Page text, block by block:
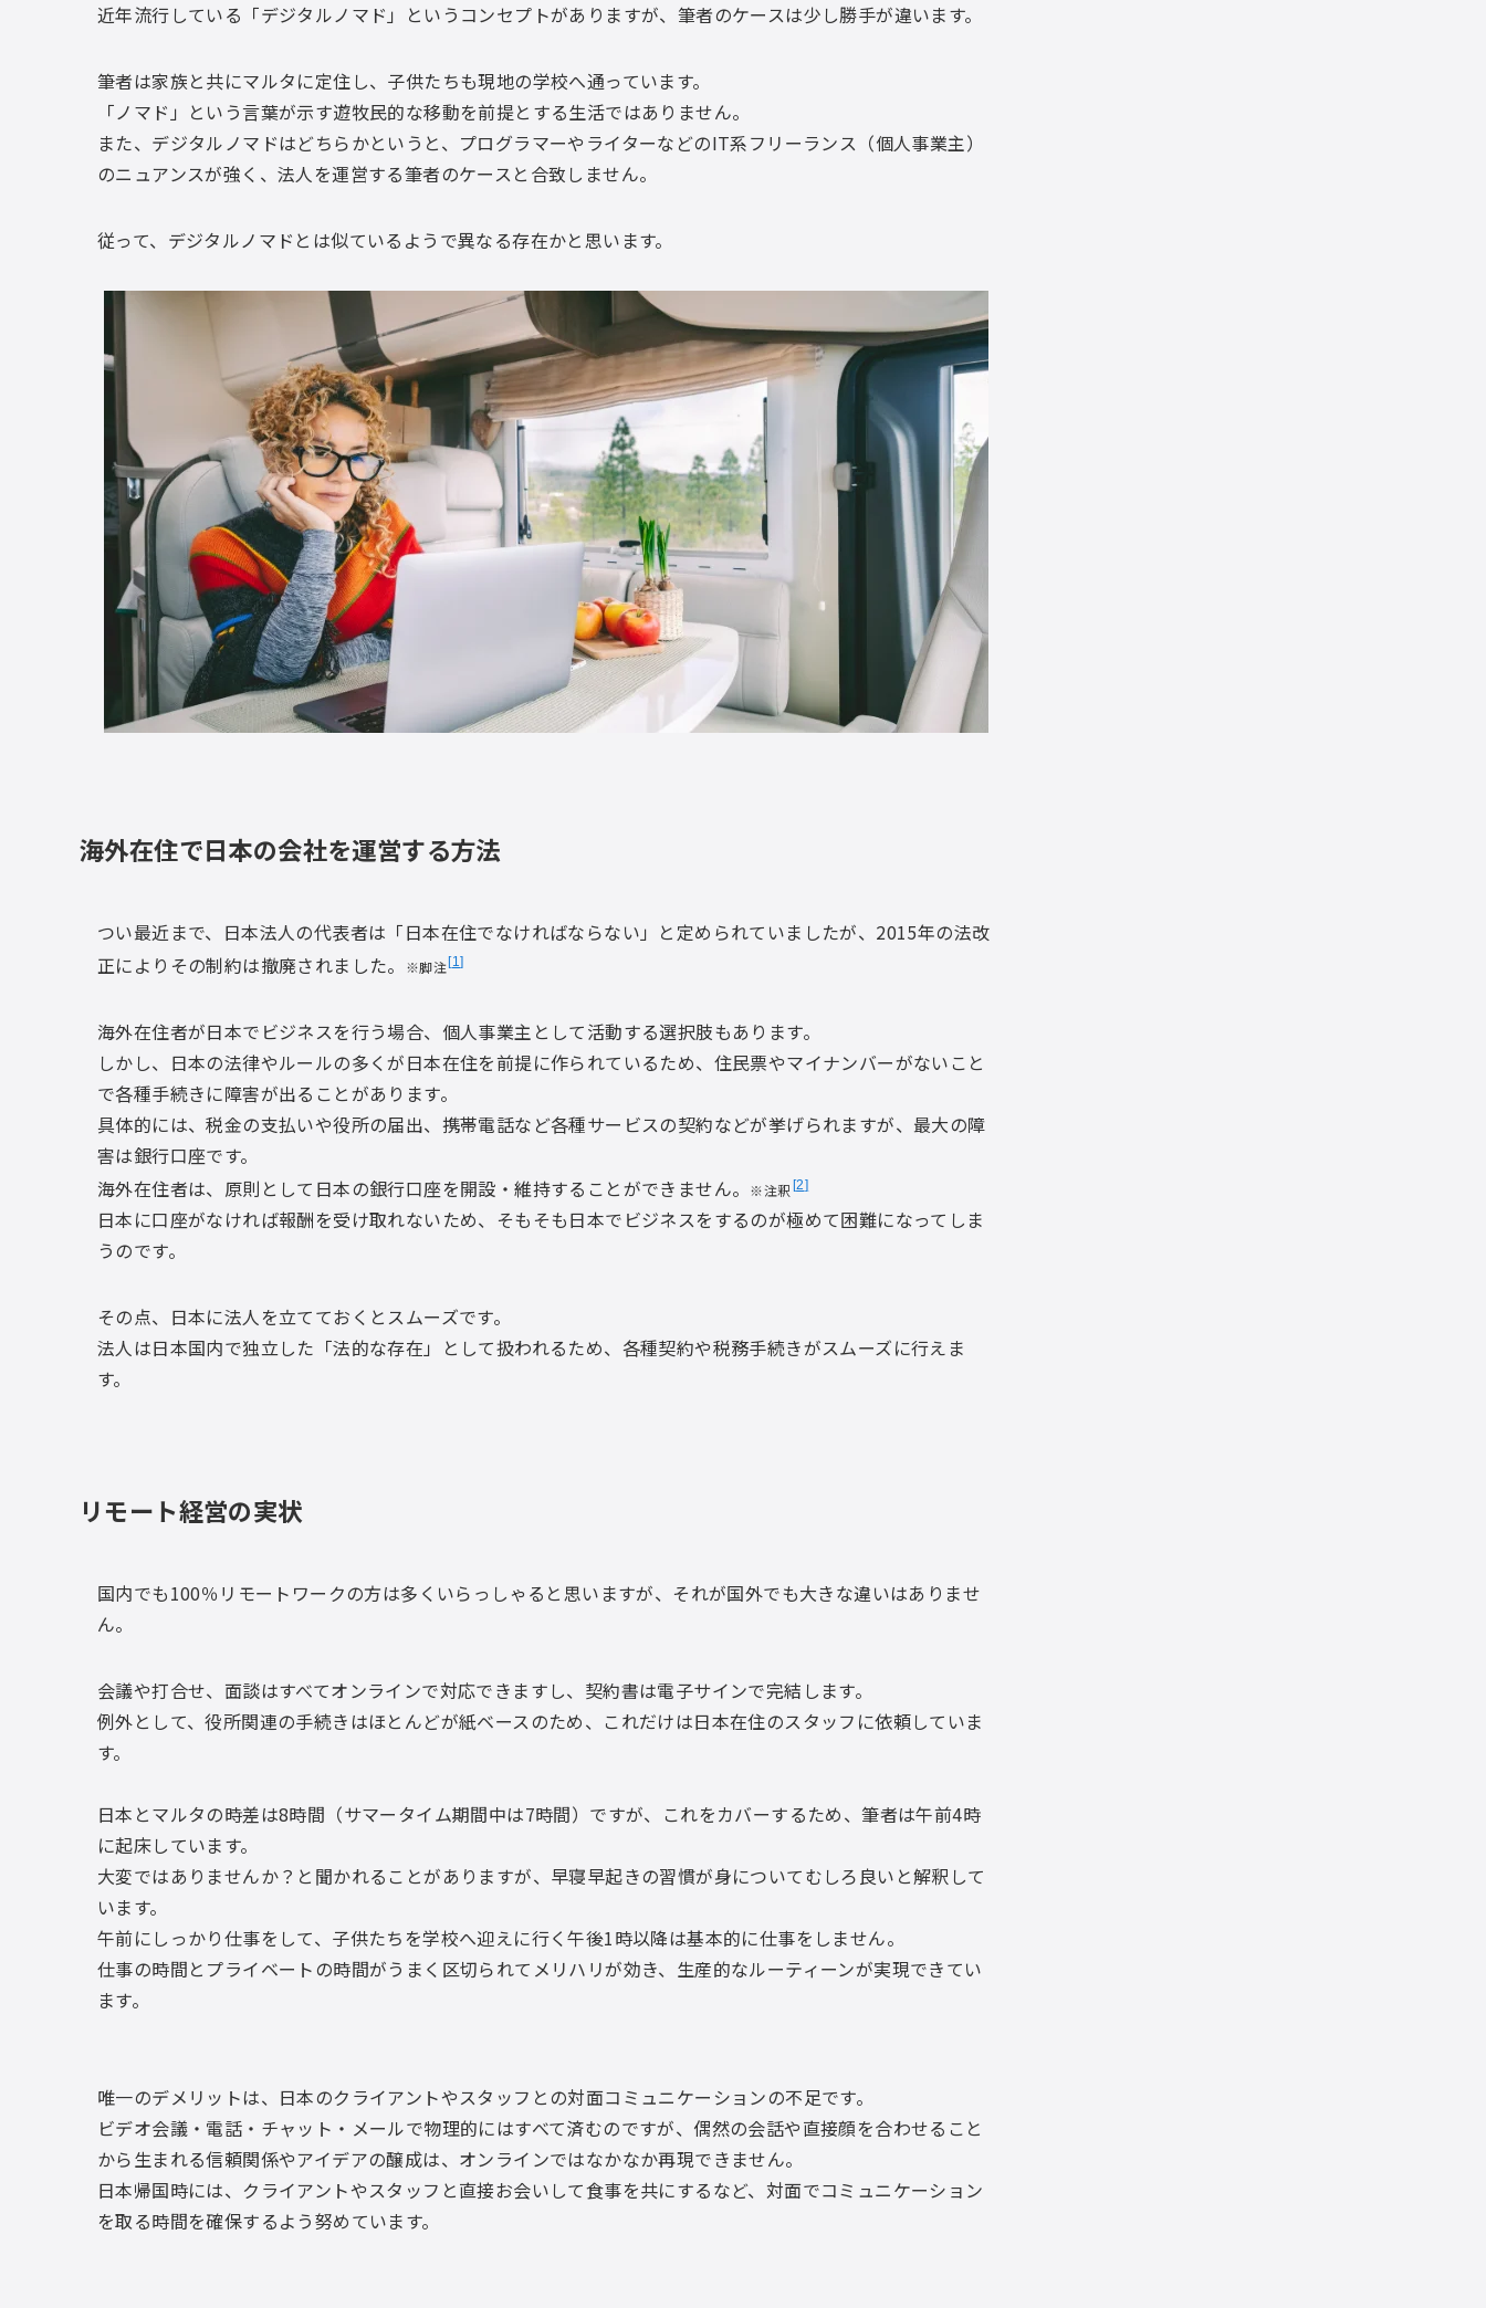
近年流行している「デジタルノマド」というコンセプトがありますが、筆者のケースは少し勝手が違います。
筆者は家族と共にマルタに定住し、子供たちも現地の学校へ通っています。
「ノマド」という言葉が示す遊牧民的な移動を前提とする生活ではありません。
また、デジタルノマドはどちらかというと、プログラマーやライターなどのIT系フリーランス（個人事業主）
のニュアンスが強く、法人を運営する筆者のケースと合致しません。
従って、デジタルノマドとは似ているようで異なる存在かと思います。
海外在住で日本の会社を運営する方法
つい最近まで、日本法人の代表者は「日本在住でなければならない」と定められていましたが、2015年の法改
正によりその制約は撤廃されました。
※脚注 1
海外在住者が日本でビジネスを行う場合、個人事業主として活動する選択肢もあります。
しかし、日本の法律やルールの多くが日本在住を前提に作られているため、住民票やマイナンバーがないこと
で各種手続きに障害が出ることがあります。
具体的には、税金の支払いや役所の届出、携帯電話など各種サービスの契約などが挙げられますが、最大の障
害は銀行口座です。
海外在住者は、原則として日本の銀行口座を開設・維持することができません。
※注釈 2
日本に口座がなければ報酬を受け取れないため、そもそも日本でビジネスをするのが極めて困難になってしま
うのです。
その点、日本に法人を立てておくとスムーズです。
法人は日本国内で独立した「法的な存在」として扱われるため、各種契約や税務手続きがスムーズに行えま
す。
リモート経営の実状
国内でも100％リモートワークの方は多くいらっしゃると思いますが、それが国外でも大きな違いはありませ
ん。
会議や打合せ、面談はすべてオンラインで対応できますし、契約書は電子サインで完結します。
例外として、役所関連の手続きはほとんどが紙ベースのため、これだけは日本在住のスタッフに依頼していま
す。
日本とマルタの時差は8時間（サマータイム期間中は7時間）ですが、これをカバーするため、筆者は午前4時
に起床しています。
大変ではありませんか？と聞かれることがありますが、早寝早起きの習慣が身についてむしろ良いと解釈して
います。
午前にしっかり仕事をして、子供たちを学校へ迎えに行く午後1時以降は基本的に仕事をしません。
仕事の時間とプライベートの時間がうまく区切られてメリハリが効き、生産的なルーティーンが実現できてい
ます。
唯一のデメリットは、日本のクライアントやスタッフとの対面コミュニケーションの不足です。
ビデオ会議・電話・チャット・メールで物理的にはすべて済むのですが、偶然の会話や直接顔を合わせること
から生まれる信頼関係やアイデアの醸成は、オンラインではなかなか再現できません。
日本帰国時には、クライアントやスタッフと直接お会いして食事を共にするなど、対面でコミュニケーション
を取る時間を確保するよう努めています。